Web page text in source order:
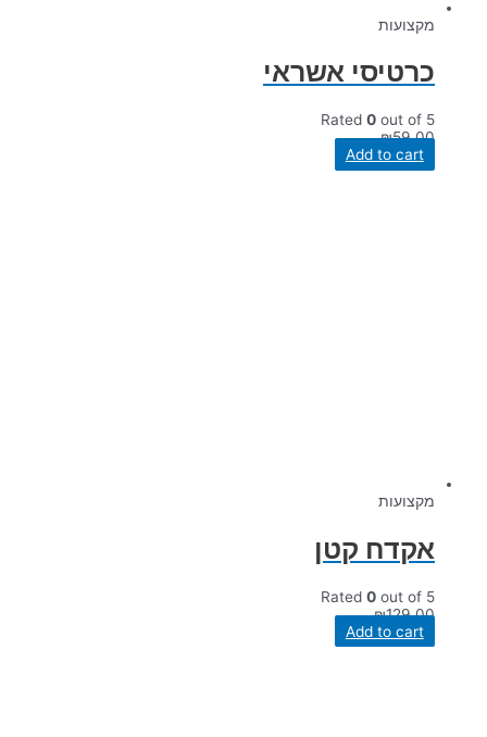
מקצועות
כרטיסי אשראי
Rated 0 out of 5
₪59.00
Add to cart
מקצועות
אקדח קטן
Rated 0 out of 5
₪129.00
Add to cart